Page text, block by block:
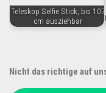
Teleskop Selfie Stick, bis 107
cm ausziehbar
Nicht das richtige auf